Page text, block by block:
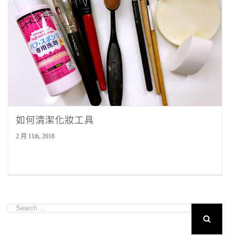
如何清潔化妝工具
2 月 11th, 2018